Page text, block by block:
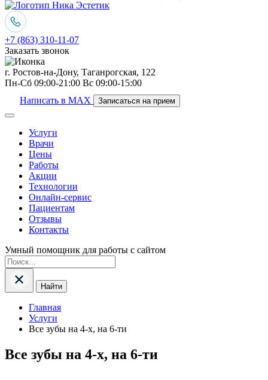
+7 (863) 310-11-07
Заказать звонок
г. Ростов-на-Дону, Таганрогская, 122
Пн-Сб 09:00-21:00 Вс 09:00-15:00
Написать в MAX
Записаться на прием
Услуги
Врачи
Цены
Работы
Акции
Технологии
Онлайн-сервис
Пациентам
Отзывы
Контакты
Умный помощник для работы с сайтом
Найти
Главная
Услуги
Все зубы на 4-х, на 6-ти
Все зубы на 4-х, на 6-ти